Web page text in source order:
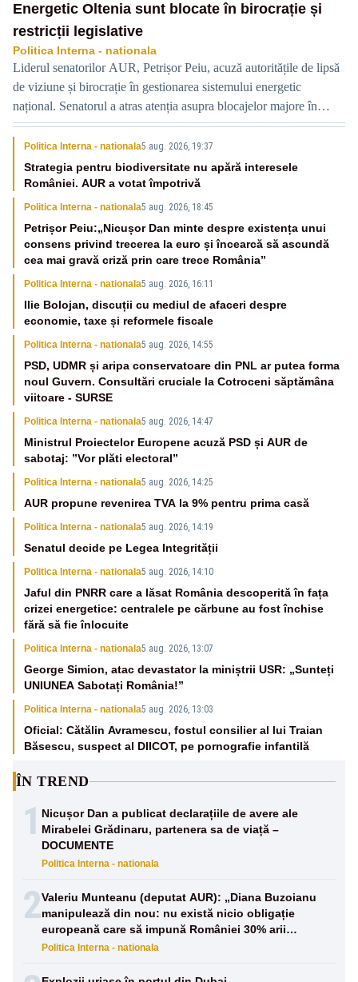
Energetic Oltenia sunt blocate în birocrație și
restricții legislative
Politica Interna - nationala
Liderul senatorilor AUR, Petrișor Peiu, acuză autoritățile de lipsă
de viziune și birocrație în gestionarea sistemului energetic
național. Senatorul a atras atenția asupra blocajelor majore în
privința noilor capacități de producție de la Complexul Energetic
Oltenia (CEO) și a explicat motivul real din spatele reducerii
consumului industrial din timpul verii.
Politica Interna - nationala5 aug. 2026, 19:37
Strategia pentru biodiversitate nu apără interesele
României. AUR a votat împotrivă
Politica Interna - nationala5 aug. 2026, 18:45
Petrișor Peiu:„Nicușor Dan minte despre existența unui
consens privind trecerea la euro și încearcă să ascundă
cea mai gravă criză prin care trece România”
Politica Interna - nationala5 aug. 2026, 16:11
Ilie Bolojan, discuții cu mediul de afaceri despre
economie, taxe și reformele fiscale
Politica Interna - nationala5 aug. 2026, 14:55
PSD, UDMR și aripa conservatoare din PNL ar putea forma
noul Guvern. Consultări cruciale la Cotroceni săptămâna
viitoare - SURSE
Politica Interna - nationala5 aug. 2026, 14:47
Ministrul Proiectelor Europene acuză PSD și AUR de
sabotaj: ”Vor plăti electoral”
Politica Interna - nationala5 aug. 2026, 14:25
AUR propune revenirea TVA la 9% pentru prima casă
Politica Interna - nationala5 aug. 2026, 14:19
Senatul decide pe Legea Integrității
Politica Interna - nationala5 aug. 2026, 14:10
Jaful din PNRR care a lăsat România descoperită în fața
crizei energetice: centralele pe cărbune au fost închise
fără să fie înlocuite
Politica Interna - nationala5 aug. 2026, 13:07
George Simion, atac devastator la miniștrii USR: „Sunteți
UNIUNEA Sabotați România!”
Politica Interna - nationala5 aug. 2026, 13:03
Oficial: Cătălin Avramescu, fostul consilier al lui Traian
Băsescu, suspect al DIICOT, pe pornografie infantilă
ÎN TREND
1 Nicușor Dan a publicat declarațiile de avere ale
Mirabelei Grădinaru, partenera sa de viață –
DOCUMENTE
Politica Interna - nationala
2Valeriu Munteanu (deputat AUR): „Diana Buzoianu
manipulează din nou: nu există nicio obligație
europeană care să impună României 30% arii
protejate și 10% protecție strictă”
Politica Interna - nationala